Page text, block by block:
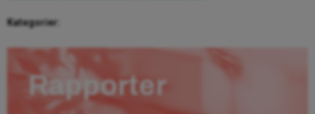
Kategorier:
Rapporter